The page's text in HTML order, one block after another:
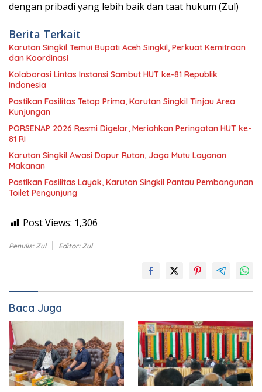
dengan pribadi yang lebih baik dan taat hukum (Zul)
Berita Terkait
Karutan Singkil Temui Bupati Aceh Singkil, Perkuat Kemitraan
dan Koordinasi
Kolaborasi Lintas Instansi Sambut HUT ke-81 Republik
Indonesia
Pastikan Fasilitas Tetap Prima, Karutan Singkil Tinjau Area
Kunjungan
PORSENAP 2026 Resmi Digelar, Meriahkan Peringatan HUT ke-
81 RI
Karutan Singkil Awasi Dapur Rutan, Jaga Mutu Layanan
Makanan
Pastikan Fasilitas Layak, Karutan Singkil Pantau Pembangunan
Toilet Pengunjung
Post Views: 1,306
Penulis: Zul Editor: Zul
Baca Juga